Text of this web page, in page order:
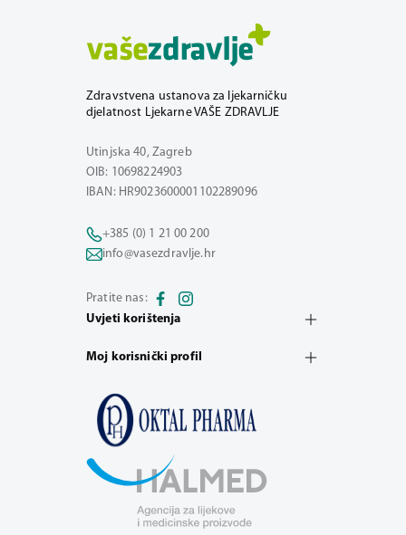
Zdravstvena ustanova za ljekarničku
djelatnost Ljekarne VAŠE ZDRAVLJE
Utinjska 40, Zagreb
OIB: 10698224903
IBAN: HR9023600001102289096
+385 (0) 1 21 00 200
info@vasezdravlje.hr
Pratite nas:
Uvjeti korištenja
Moj korisnički profil